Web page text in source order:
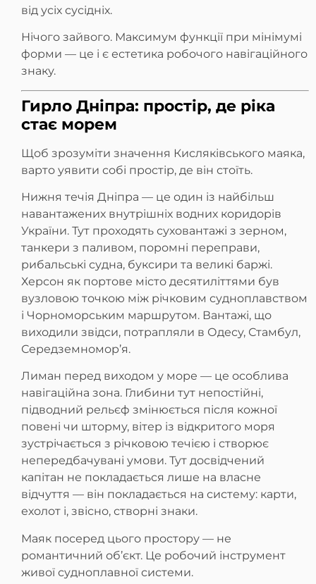
від усіх сусідніх.
Нічого зайвого. Максимум функції при мінімумі
форми — це і є естетика робочого навігаційного
знаку.
Гирло Дніпра: простір, де ріка
стає морем
Щоб зрозуміти значення Кисляківського маяка,
варто уявити собі простір, де він стоїть.
Нижня течія Дніпра — це один із найбільш
навантажених внутрішніх водних коридорів
України. Тут проходять суховантажі з зерном,
танкери з паливом, поромні переправи,
рибальські судна, буксири та великі баржі.
Херсон як портове місто десятиліттями був
вузловою точкою між річковим судноплавством
і Чорноморським маршрутом. Вантажі, що
виходили звідси, потрапляли в Одесу, Стамбул,
Середземномор’я.
Лиман перед виходом у море — це особлива
навігаційна зона. Глибини тут непостійні,
підводний рельєф змінюється після кожної
повені чи шторму, вітер із відкритого моря
зустрічається з річковою течією і створює
непередбачувані умови. Тут досвідчений
капітан не покладається лише на власне
відчуття — він покладається на систему: карти,
ехолот і, звісно, створні знаки.
Маяк посеред цього простору — не
романтичний об’єкт. Це робочий інструмент
живої судноплавної системи.